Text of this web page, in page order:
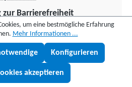
zur Barrierefreiheit
Widerruf
um eine bestmögliche Erfahrung
Mehr Informationen ...
Konfigurieren
akzeptieren
Lukas fragen